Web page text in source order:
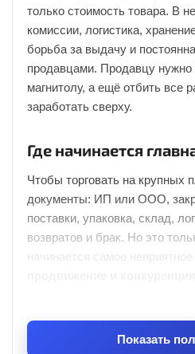
только стоимость товара. В
комиссии, логистика,
борьба за выдачу и
продавцами. Продавцу нужно
магнитолу, а ещё отбить все
заработать сверху.
Где начинается
Чтобы торговать на крупных
документы: ИП или ООО,
поставки, упаковка, склад,
возвратов и брак. Но это
товар, покупатель чаще всего
тут у части продавцов
Показать